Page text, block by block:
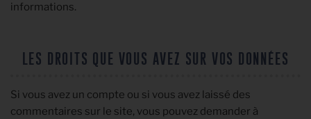
informations.
LES DROITS QUE VOUS AVEZ SUR VOS DONNÉES
Si vous avez un compte ou si vous avez laissé des
commentaires sur le site, vous pouvez demander à